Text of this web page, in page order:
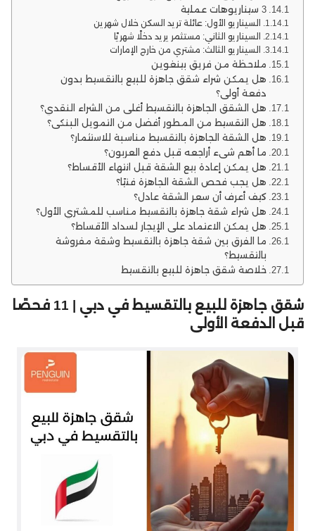
3 سيناريوهات عملية
السيناريو الأول: عائلة تريد السكن خلال شهرين
السيناريو الثاني: مستثمر يريد دخلًا شهريًا
السيناريو الثالث: مشتري من خارج الإمارات
ملاحظة من فريق بينغوين
هل يمكن شراء شقق جاهزة للبيع بالتقسيط بدون
دفعة أولى؟
هل الشقق الجاهزة بالتقسيط أغلى من الشراء النقدي؟
هل التقسيط من المطور أفضل من التمويل البنكي؟
هل الشقة الجاهزة بالتقسيط مناسبة للاستثمار؟
ما أهم شيء أراجعه قبل دفع العربون؟
هل يمكن إعادة بيع الشقة قبل انتهاء الأقساط؟
هل يجب فحص الشقة الجاهزة فنيًا؟
كيف أعرف أن سعر الشقة عادل؟
هل شراء شقة جاهزة بالتقسيط مناسب للمشتري الأول؟
هل يمكن الاعتماد على الإيجار لسداد الأقساط؟
ما الفرق بين شقة جاهزة بالتقسيط وشقة مفروشة
بالتقسيط؟
خلاصة شقق جاهزة للبيع بالتقسيط
شقق جاهزة للبيع بالتقسيط في دبي | 11 فحصًا
قبل الدفعة الأولى